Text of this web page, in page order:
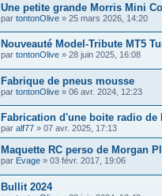
Une petite grande Morris Mini
par tontonOlive » 25 mars 2026, 14:20
Nouveauté Model-Tribute MT5
par tontonOlive » 28 juin 2025, 16:08
Fabrique de pneus mousse
par tontonOlive » 06 avr. 2024, 12:23
Fabrication d'une boite radio de
par alf77 » 07 avr. 2025, 17:13
Maquette RC perso de Morgan
par Evage » 03 févr. 2017, 19:06
Bullit 2024